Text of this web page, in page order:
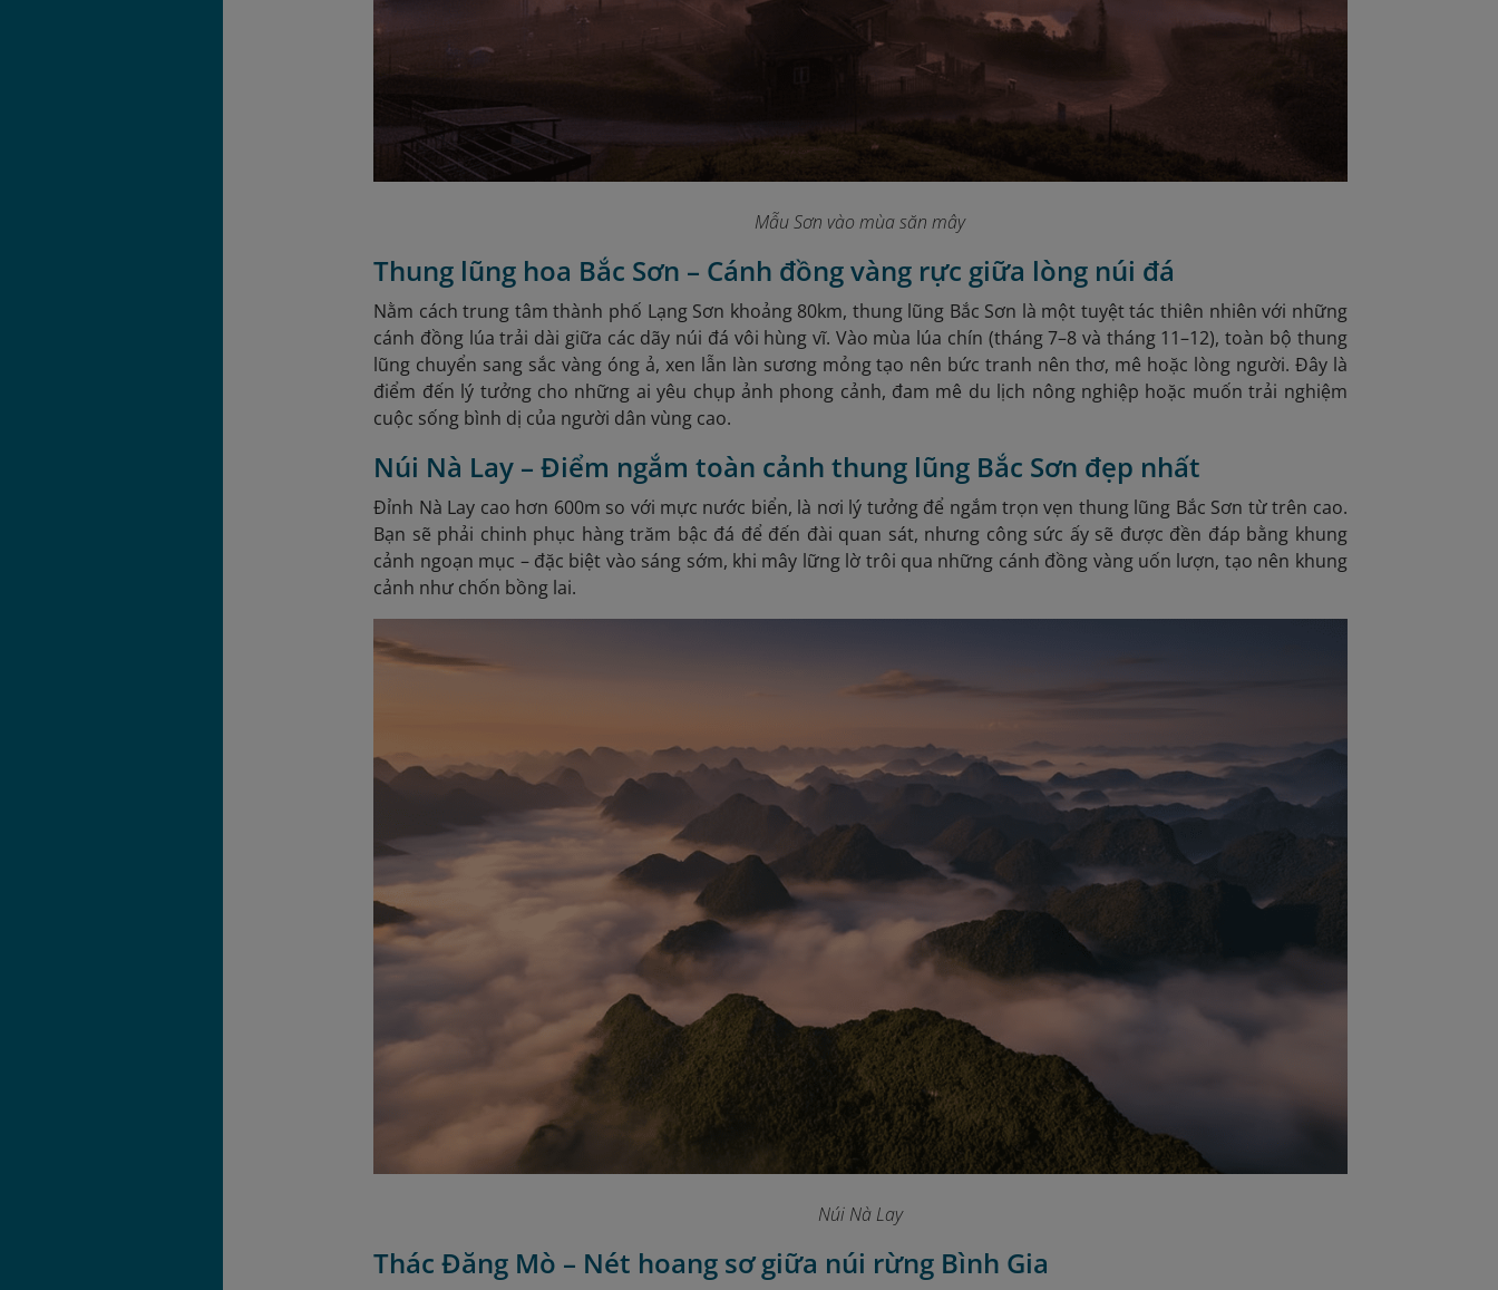
Mẫu Sơn vào mùa săn mây
Thung lũng hoa Bắc Sơn – Cánh đồng vàng rực giữa lòng núi đá
Nằm cách trung tâm thành phố Lạng Sơn khoảng 80km, thung lũng Bắc Sơn là một tuyệt tác thiên nhiên với những
cánh đồng lúa trải dài giữa các dãy núi đá vôi hùng vĩ. Vào mùa lúa chín (tháng 7–8 và tháng 11–12), toàn bộ thung
lũng chuyển sang sắc vàng óng ả, xen lẫn làn sương mỏng tạo nên bức tranh nên thơ, mê hoặc lòng người. Đây là
điểm đến lý tưởng cho những ai yêu chụp ảnh phong cảnh, đam mê du lịch nông nghiệp hoặc muốn trải nghiệm
cuộc sống bình dị của người dân vùng cao.
Núi Nà Lay – Điểm ngắm toàn cảnh thung lũng Bắc Sơn đẹp nhất
Đỉnh Nà Lay cao hơn 600m so với mực nước biển, là nơi lý tưởng để ngắm trọn vẹn thung lũng Bắc Sơn từ trên cao.
Bạn sẽ phải chinh phục hàng trăm bậc đá để đến đài quan sát, nhưng công sức ấy sẽ được đền đáp bằng khung
cảnh ngoạn mục – đặc biệt vào sáng sớm, khi mây lững lờ trôi qua những cánh đồng vàng uốn lượn, tạo nên khung
cảnh như chốn bồng lai.
Núi Nà Lay
Thác Đăng Mò – Nét hoang sơ giữa núi rừng Bình Gia